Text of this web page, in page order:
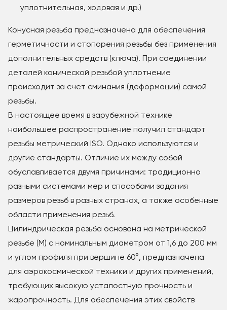
уплотнительная, ходовая и др.)
Конусная резьба предназначена для обеспечения
герметичности и стопорения резьбы без применения
дополнительных средств (ключа). При соединении
деталей конической резьбой уплотнение
происходит за счет сминания (деформации) самой
резьбы.
В настоящее время в зарубежной технике
наибольшее распространение получил стандарт
резьбы метрический ISO. Однако используются и
другие стандарты. Отличие их между собой
обуславливается двумя причинами: традиционно
разными системами мер и способами задания
размеров резьб в разных странах, а также особенные
области применения резьб.
Цилиндрическая резьба основана на метрической
резьбе (М) с номинальным диаметром от 1,6 до 200 мм
и углом профиля при вершине 60°, предназначена
для аэрокосмической техники и других применений,
требующих высокую усталостную прочность и
жаропрочность. Для обеспечения этих свойств